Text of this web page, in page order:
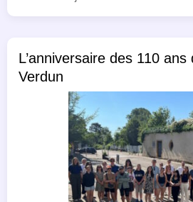
L’anniversaire des 110
Verdun